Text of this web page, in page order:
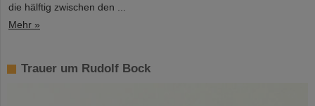
die hälftig zwischen den ...
Mehr »
Trauer um Rudolf Bock